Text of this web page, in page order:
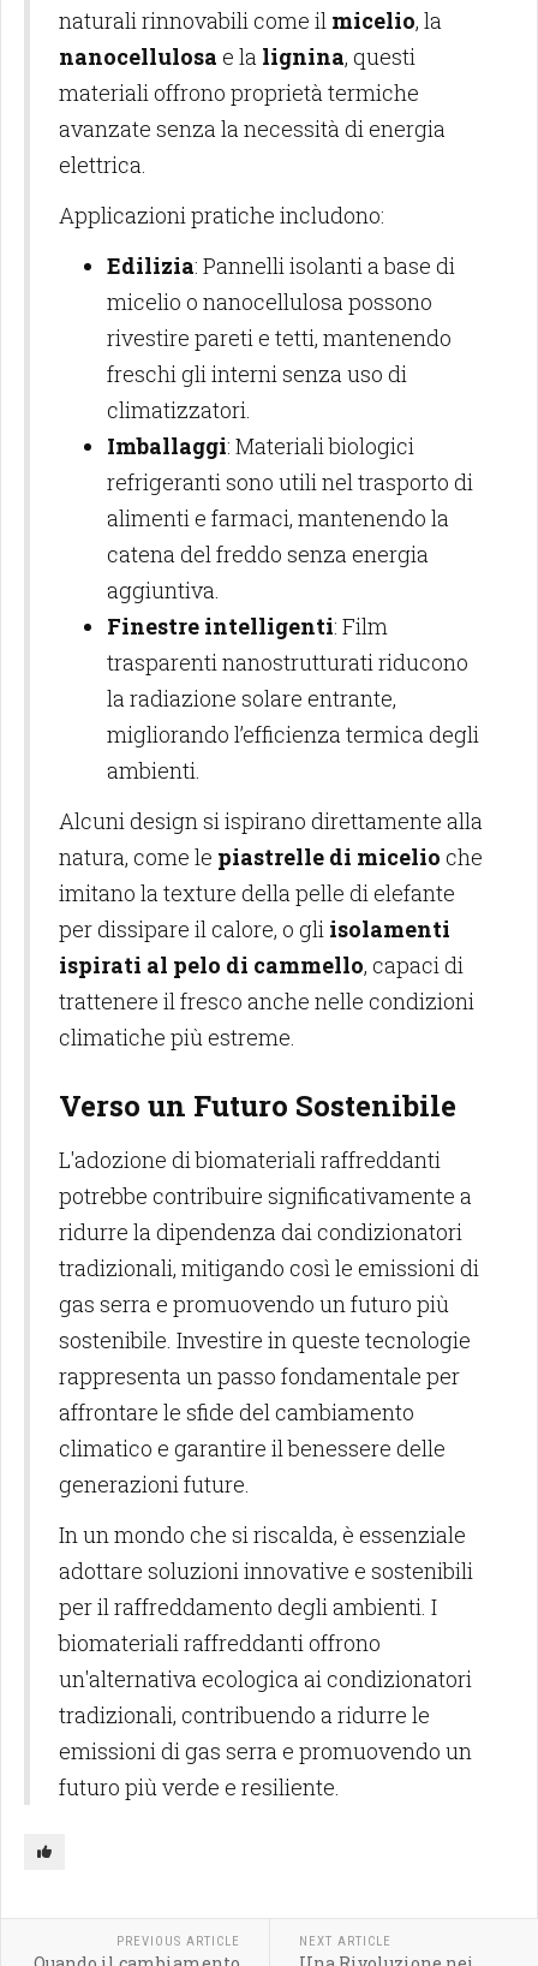
naturali rinnovabili come il micelio, la
nanocellulosa e la lignina, questi
materiali offrono proprietà termiche
avanzate senza la necessità di energia
elettrica.
Applicazioni pratiche includono:
Edilizia: Pannelli isolanti a base di
micelio o nanocellulosa possono
rivestire pareti e tetti, mantenendo
freschi gli interni senza uso di
climatizzatori.
Imballaggi: Materiali biologici
refrigeranti sono utili nel trasporto di
alimenti e farmaci, mantenendo la
catena del freddo senza energia
aggiuntiva.
Finestre intelligenti: Film
trasparenti nanostrutturati riducono
la radiazione solare entrante,
migliorando l’efficienza termica degli
ambienti.
Alcuni design si ispirano direttamente alla
natura, come le piastrelle di micelio che
imitano la texture della pelle di elefante
per dissipare il calore, o gli isolamenti
ispirati al pelo di cammello, capaci di
trattenere il fresco anche nelle condizioni
climatiche più estreme.
Verso un Futuro Sostenibile
L'adozione di biomateriali raffreddanti
potrebbe contribuire significativamente a
ridurre la dipendenza dai condizionatori
tradizionali, mitigando così le emissioni di
gas serra e promuovendo un futuro più
sostenibile. Investire in queste tecnologie
rappresenta un passo fondamentale per
affrontare le sfide del cambiamento
climatico e garantire il benessere delle
generazioni future.
In un mondo che si riscalda, è essenziale
adottare soluzioni innovative e sostenibili
per il raffreddamento degli ambienti. I
biomateriali raffreddanti offrono
un'alternativa ecologica ai condizionatori
tradizionali, contribuendo a ridurre le
emissioni di gas serra e promuovendo un
futuro più verde e resiliente.
PREVIOUS ARTICLE NEXT ARTICLE